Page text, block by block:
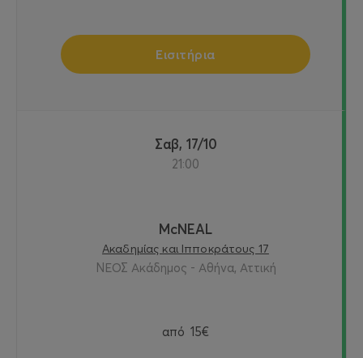
Εισιτήρια
Σαβ, 17/10
21:00
McNEAL
Ακαδημίας και Ιπποκράτους 17
ΝΕΟΣ Ακάδημος - Αθήνα, Αττική
από 15€